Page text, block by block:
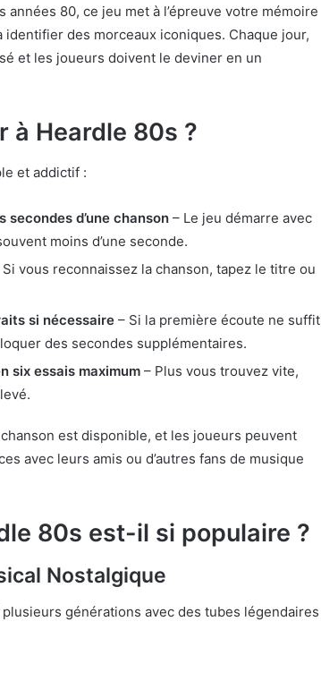
années 80, ce jeu met à l’épreuve votre mémoire
des morceaux iconiques. Chaque jour,
et les joueurs doivent le deviner en un
à Heardle 80s ?
et addictif :
secondes d’une chanson – Le jeu démarre avec
moins d’une seconde.
Si vous reconnaissez la chanson, tapez le titre ou
si nécessaire – Si la première écoute ne suffit
des secondes supplémentaires.
six essais maximum – Plus vous trouvez vite,
est disponible, et les joueurs peuvent
avec leurs amis ou d’autres fans de musique
80s est-il si populaire ?
Nostalgique
générations avec des tubes légendaires